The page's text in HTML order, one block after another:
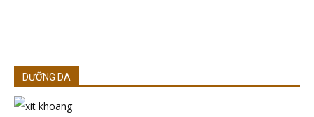
DƯỠNG DA